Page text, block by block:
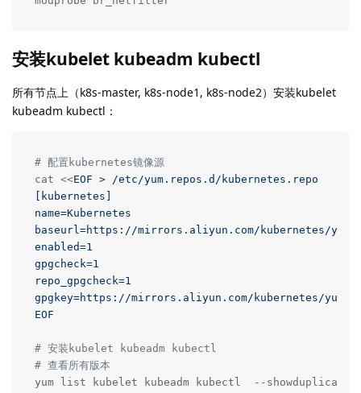
安装kubelet kubeadm kubectl
所有节点上（k8s-master, k8s-node1, k8s-node2）安装kubelet
kubeadm kubectl：
# 配置kubernetes镜像源
cat <<EOF > /etc/yum.repos.d/kubernetes.repo
[kubernetes]
name=Kubernetes
baseurl=https://mirrors.aliyun.com/kubernetes/yum/
enabled=1
gpgcheck=1
repo_gpgcheck=1
gpgkey=https://mirrors.aliyun.com/kubernetes/yum/
EOF
# 安装kubelet kubeadm kubectl
# 查看所有版本
yum list kubelet kubeadm kubectl  --